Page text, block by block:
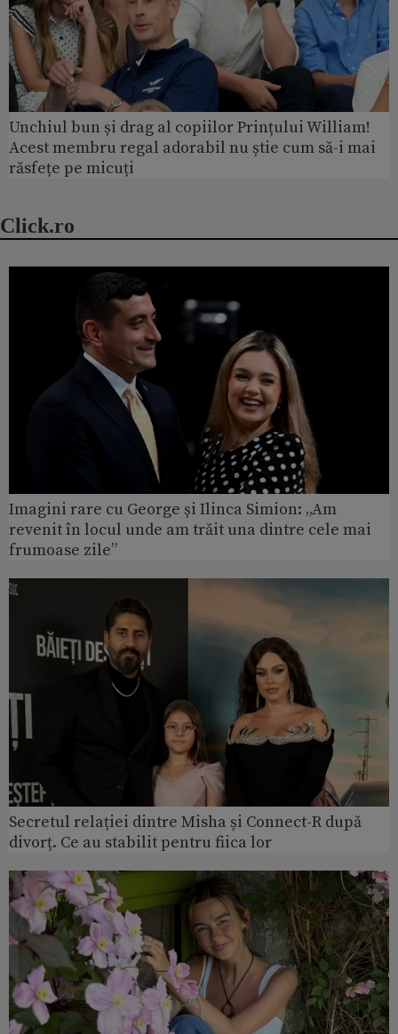
Unchiul bun și drag al copiilor Prințului William!
Acest membru regal adorabil nu știe cum să-i mai
răsfețe pe micuți
Click.ro
Imagini rare cu George și Ilinca Simion: „Am
revenit în locul unde am trăit una dintre cele mai
frumoase zile”
Secretul relației dintre Misha și Connect-R după
divorț. Ce au stabilit pentru fiica lor